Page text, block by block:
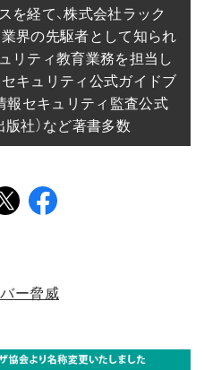
を経て、株式会社ラック
界の先駆者として知られ
リティ教育業務を担当し
キュリティ公式ガイドブ
情報セキュリティ監査公式
版社）など著書多数
ー脅威